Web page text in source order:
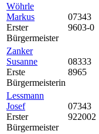
Wöhrle
Markus
Erster
Bürgermeister
07343
9603-0
Zanker
Susanne
Erste
Bürgermeisterin
08333
8965
Lessmann
Josef
Erster
Bürgermeister
07343
922002